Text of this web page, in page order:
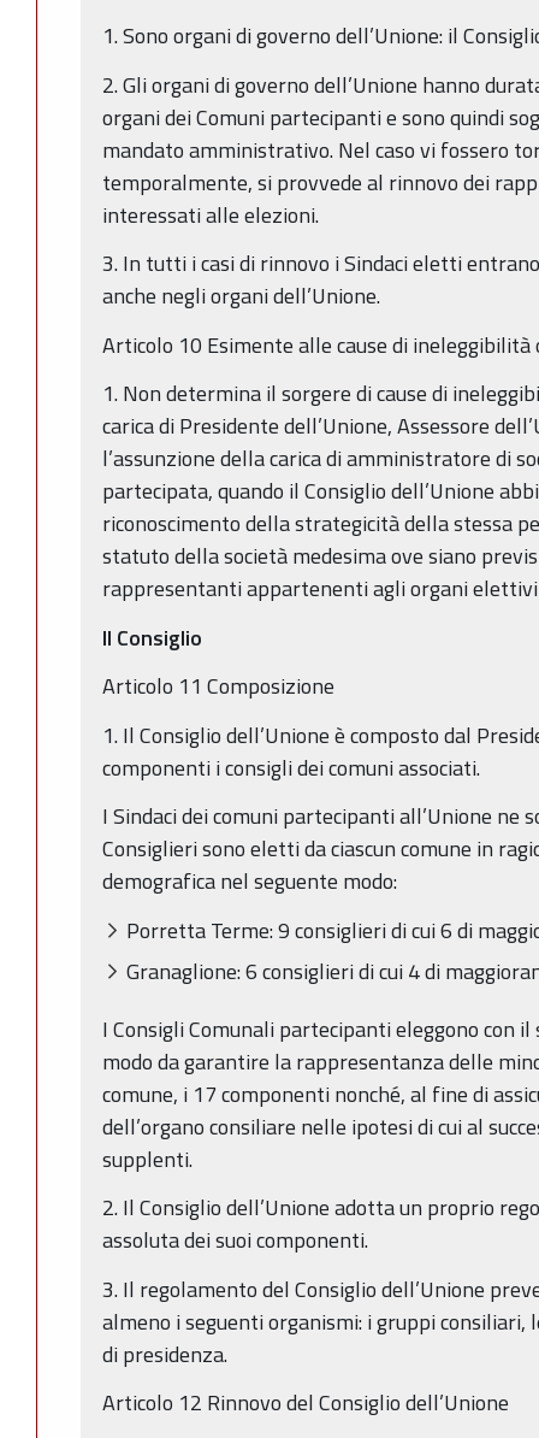
1. Sono organi di governo dell’Unione: il
2. Gli organi di governo dell’Unione hanno
organi dei Comuni partecipanti e sono quindi
mandato amministrativo. Nel caso vi fossero
temporalmente, si provvede al rinnovo dei
interessati alle elezioni.
3. In tutti i casi di rinnovo i Sindaci eletti
anche negli organi dell’Unione.
Articolo 10 Esimente alle cause di
1. Non determina il sorgere di cause di
carica di Presidente dell’Unione, Assessore
l’assunzione della carica di amministratore di
partecipata, quando il Consiglio dell’Unione
riconoscimento della strategicità della stessa
statuto della società medesima ove siano
rappresentanti appartenenti agli organi elettivi
Il Consiglio
Articolo 11 Composizione
1. Il Consiglio dell’Unione è composto dal
componenti i consigli dei comuni associati.
I Sindaci dei comuni partecipanti all’Unione
Consiglieri sono eletti da ciascun comune in
demografica nel seguente modo:
Porretta Terme: 9 consiglieri di cui 6 di
Granaglione: 6 consiglieri di cui 4 di
I Consigli Comunali partecipanti eleggono con
modo da garantire la rappresentanza delle
comune, i 17 componenti nonché, al fine di
dell’organo consiliare nelle ipotesi di cui al
supplenti.
2. Il Consiglio dell’Unione adotta un proprio
assoluta dei suoi componenti.
3. Il regolamento del Consiglio dell’Unione
almeno i seguenti organismi: i gruppi consiliari,
di presidenza.
Articolo 12 Rinnovo del Consiglio dell’Unione